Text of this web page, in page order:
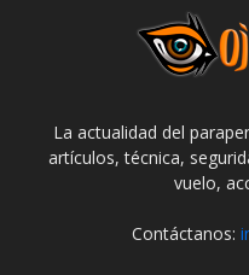
La actualidad del
artículos, técnica,
vuelo,
Contáctanos: